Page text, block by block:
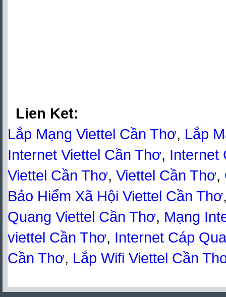
Lien Ket:
Lắp Mạng Viettel Cần Thơ, Lắp
Internet Viettel Cần Thơ, Internet
Viettel Cần Thơ, Viettel Cần Thơ,
Bảo Hiểm Xã Hội Viettel Cần Thơ
Quang Viettel Cần Thơ, Mạng
viettel Cần Thơ, Internet Cáp
Cần Thơ, Lắp Wifi Viettel Cần